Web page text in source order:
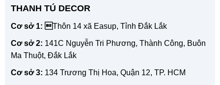
THANH TÚ DECOR
Cơ sở 1: Thôn 14 xã Easup, Tỉnh Đắk Lắk
Cơ sở 2: 141C Nguyễn Tri Phương, Thành Công, Buôn
Ma Thuột, Đắk Lắk
Cơ sở 3: 134 Trương Thị Hoa, Quận 12, TP. HCM